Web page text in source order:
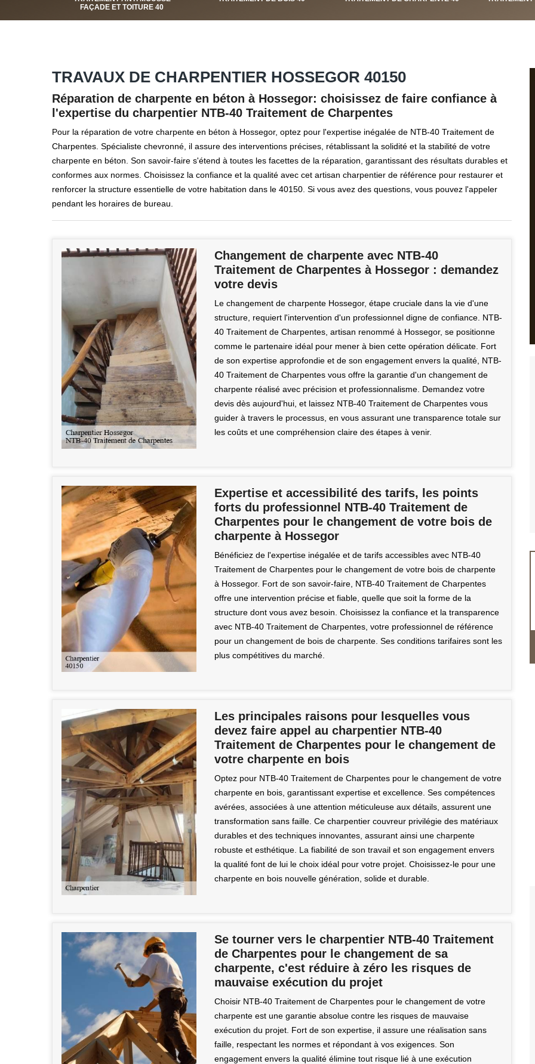
FAÇADE ET TOITURE 40
TRAVAUX DE CHARPENTIER HOSSEGOR 40150
Réparation de charpente en béton à Hossegor: choisissez de faire confiance à
l'expertise du charpentier NTB-40 Traitement de Charpentes
Pour la réparation de votre charpente en béton à Hossegor, optez pour l'expertise inégalée de NTB-40 Traitement de
Charpentes. Spécialiste chevronné, il assure des interventions précises, rétablissant la solidité et la stabilité de votre
charpente en béton. Son savoir-faire s'étend à toutes les facettes de la réparation, garantissant des résultats durables et
conformes aux normes. Choisissez la confiance et la qualité avec cet artisan charpentier de référence pour restaurer et
renforcer la structure essentielle de votre habitation dans le 40150. Si vous avez des questions, vous pouvez l'appeler
pendant les horaires de bureau.
Changement de charpente avec NTB-40
Traitement de Charpentes à Hossegor : demandez
votre devis
Le changement de charpente Hossegor, étape cruciale dans la vie d'une
structure, requiert l'intervention d'un professionnel digne de confiance. NTB-
40 Traitement de Charpentes, artisan renommé à Hossegor, se positionne
comme le partenaire idéal pour mener à bien cette opération délicate. Fort
de son expertise approfondie et de son engagement envers la qualité, NTB-
40 Traitement de Charpentes vous offre la garantie d'un changement de
charpente réalisé avec précision et professionnalisme. Demandez votre
devis dès aujourd'hui, et laissez NTB-40 Traitement de Charpentes vous
guider à travers le processus, en vous assurant une transparence totale sur
les coûts et une compréhension claire des étapes à venir.
Expertise et accessibilité des tarifs, les points
forts du professionnel NTB-40 Traitement de
Charpentes pour le changement de votre bois de
charpente à Hossegor
Bénéficiez de l'expertise inégalée et de tarifs accessibles avec NTB-40
Traitement de Charpentes pour le changement de votre bois de charpente
à Hossegor. Fort de son savoir-faire, NTB-40 Traitement de Charpentes
offre une intervention précise et fiable, quelle que soit la forme de la
structure dont vous avez besoin. Choisissez la confiance et la transparence
avec NTB-40 Traitement de Charpentes, votre professionnel de référence
pour un changement de bois de charpente. Ses conditions tarifaires sont les
plus compétitives du marché.
Les principales raisons pour lesquelles vous
devez faire appel au charpentier NTB-40
Traitement de Charpentes pour le changement de
votre charpente en bois
Optez pour NTB-40 Traitement de Charpentes pour le changement de votre
charpente en bois, garantissant expertise et excellence. Ses compétences
avérées, associées à une attention méticuleuse aux détails, assurent une
transformation sans faille. Ce charpentier couvreur privilégie des matériaux
durables et des techniques innovantes, assurant ainsi une charpente
robuste et esthétique. La fiabilité de son travail et son engagement envers
la qualité font de lui le choix idéal pour votre projet. Choisissez-le pour une
charpente en bois nouvelle génération, solide et durable.
Se tourner vers le charpentier NTB-40 Traitement
de Charpentes pour le changement de sa
charpente, c'est réduire à zéro les risques de
mauvaise exécution du projet
Choisir NTB-40 Traitement de Charpentes pour le changement de votre
charpente est une garantie absolue contre les risques de mauvaise
exécution du projet. Fort de son expertise, il assure une réalisation sans
faille, respectant les normes et répondant à vos exigences. Son
engagement envers la qualité élimine tout risque lié à une exécution